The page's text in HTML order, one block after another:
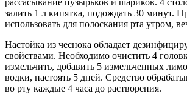
залить 1 л кипятка, подождать 30 минут.
использовать для полоскания рта утром,
Настойка из чеснока обладает
свойствами. Необходимо очистить 4
измельчить, добавить 5 измельченных
водки, настоять 5 дней. Средство
во рту каждые 4 часа до растворения.